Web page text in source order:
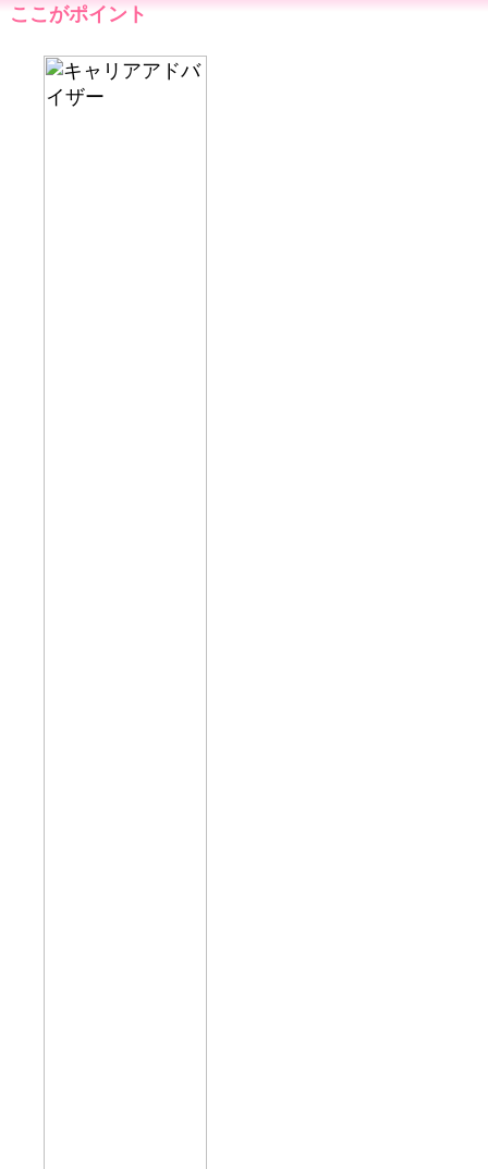
ここがポイント